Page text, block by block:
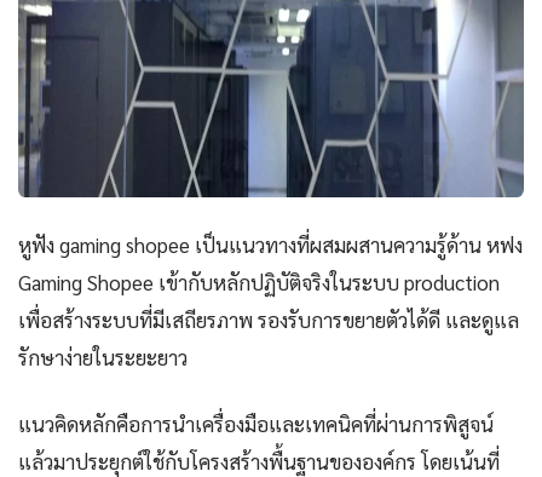
หูฟัง gaming shopee เป็นแนวทางที่ผสมผสานความรู้ด้าน หฟง
Gaming Shopee เข้ากับหลักปฏิบัติจริงในระบบ production
เพื่อสร้างระบบที่มีเสถียรภาพ รองรับการขยายตัวได้ดี และดูแล
รักษาง่ายในระยะยาว
แนวคิดหลักคือการนำเครื่องมือและเทคนิคที่ผ่านการพิสูจน์
แล้วมาประยุกต์ใช้กับโครงสร้างพื้นฐานขององค์กร โดยเน้นที่